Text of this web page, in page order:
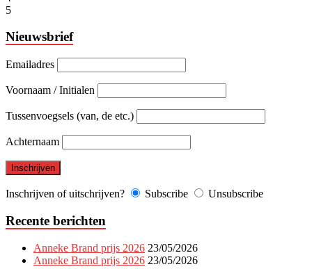
5
Nieuwsbrief
Emailadres
Voornaam / Initialen
Tussenvoegsels (van, de etc.)
Achternaam
Inschrijven of uitschrijven? Subscribe Unsubscribe
Recente berichten
Anneke Brand prijs 2026 23/05/2026
Anneke Brand prijs 2026 23/05/2026